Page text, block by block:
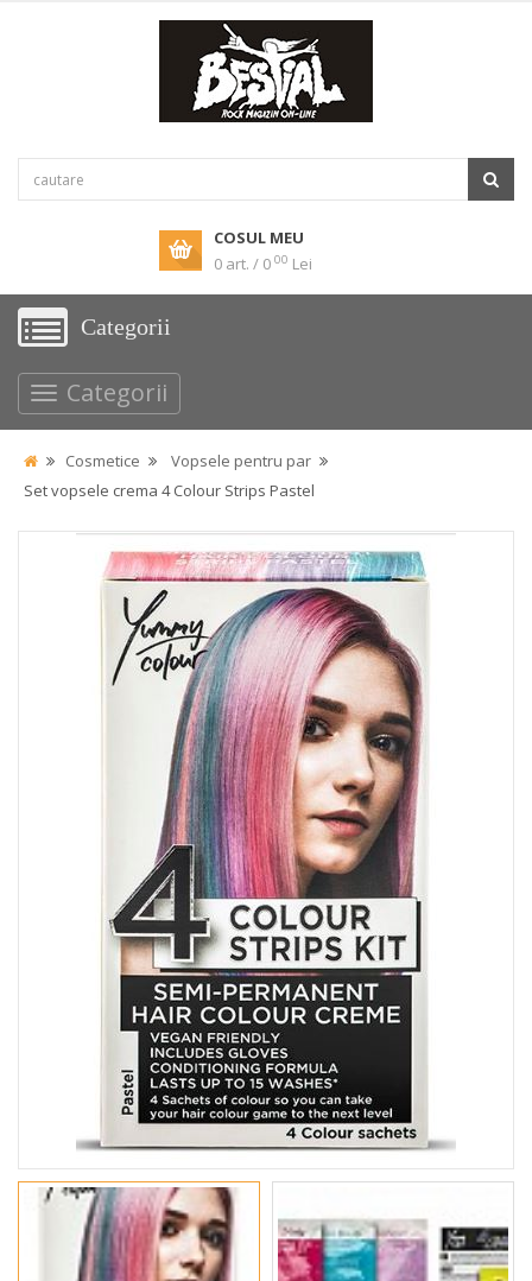
COSUL MEU
0 art. / 0 00 Lei
Categorii
Categorii
Cosmetice
Vopsele pentru par
Set vopsele crema 4 Colour Strips Pastel